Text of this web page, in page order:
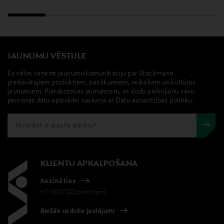
JAUNUMU VĒSTULE
Es vēlos saņemt jaunumu komunikāciju par Stockmann
piedāvātajiem produktiem, pasākumiem, veikaliem un kultūras
jaunumiem. Pierakstoties jaunumiem, es dodu piekrišanu savu
personas datu apstrādei saskaņā ar Datu aizsardzības politiku.
KLIENTU APKALPOŠANA
Sazināties
+371 67071222(pvm/mpm)
Biežāk uzdotie jautājumi